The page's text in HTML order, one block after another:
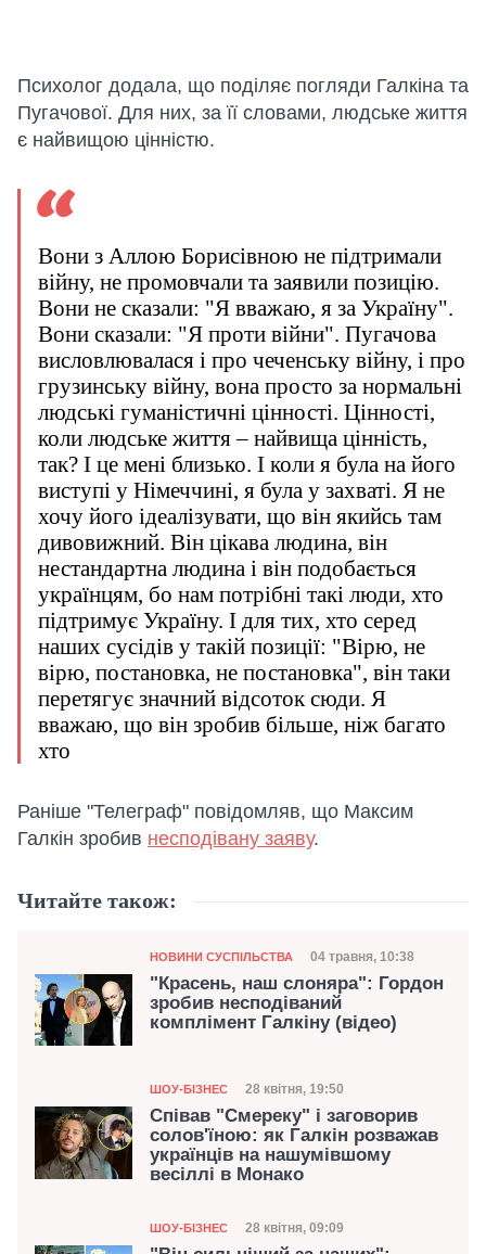
Психолог додала, що поділяє погляди Галкіна та
Пугачової. Для них, за її словами, людське життя
є найвищою цінністю.
Вони з Аллою Борисівною не підтримали
війну, не промовчали та заявили позицію.
Вони не сказали: "Я вважаю, я за Україну".
Вони сказали: "Я проти війни". Пугачова
висловлювалася і про чеченську війну, і про
грузинську війну, вона просто за нормальні
людські гуманістичні цінності. Цінності,
коли людське життя – найвища цінність,
так? І це мені близько. І коли я була на його
виступі у Німеччині, я була у захваті. Я не
хочу його ідеалізувати, що він якийсь там
дивовижний. Він цікава людина, він
нестандартна людина і він подобається
українцям, бо нам потрібні такі люди, хто
підтримує Україну. І для тих, хто серед
наших сусідів у такій позиції: "Вірю, не
вірю, постановка, не постановка", він таки
перетягує значний відсоток сюди. Я
вважаю, що він зробив більше, ніж багато
хто
Раніше "Телеграф" повідомляв, що Максим
Галкін зробив несподівану заяву.
Читайте також:
Категорія
НОВИНИ СУСПІЛЬСТВА Дата публікації
04 травня, 10:38
"Красень, наш слоняра": Гордон
зробив несподіваний
комплімент Галкіну (відео)
Категорія
ШОУ-БІЗНЕС Дата публікації
28 квітня, 19:50
Співав "Смереку" і заговорив
солов'їною: як Галкін розважав
українців на нашумівшому
весіллі в Монако
Категорія
ШОУ-БІЗНЕС Дата публікації
28 квітня, 09:09